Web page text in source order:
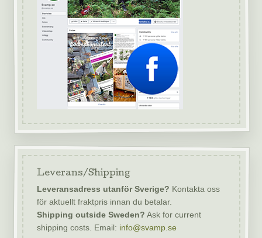
Leverans/Shipping
Leveransadress utanför Sverige? Kontakta oss
för aktuellt fraktpris innan du betalar.
Shipping outside Sweden? Ask for current
shipping costs. Email: info@svamp.se